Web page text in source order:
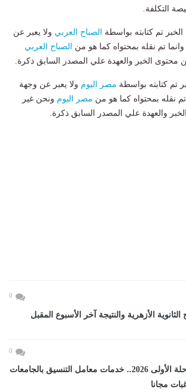
التكلفة.
تم كتابته بواسطة الصباح العربي ولا يعبر عن
وانما تم نقله بمحتواه كما هو من
الصباح العربي
محتوى الخبر والعهدة علي المصدر السابق ذكرة.
تم كتابته بواسطة مصر اليوم ولا يعبر عن وجهة
تم نقله بمحتواه كما هو من مصر اليوم ونحن غير
والعهدة علي المصدر السابق ذكرة.
0
الثانوية الأزهرية والنتيجة آخر الأسبوع المقبل
0
تنسيق المرحلة الأولى 2026.. خدمات معامل التنسيق بالجامعات
مجانا